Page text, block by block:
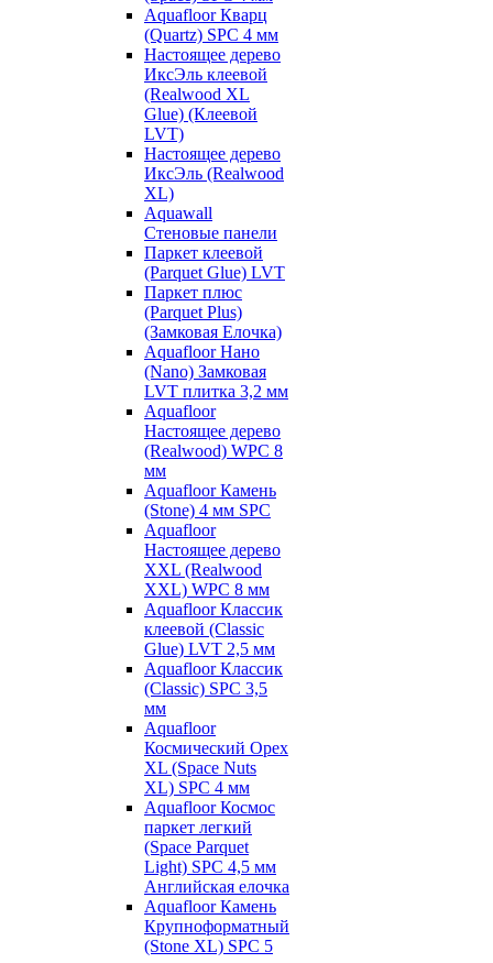
Aquafloor Кварц
(Quartz) SPC 4 мм
Настоящее дерево
ИксЭль клеевой
(Realwood XL
Glue) (Клеевой
LVT)
Настоящее дерево
ИксЭль (Realwood
XL)
Aquawall
Стеновые панели
Паркет клеевой
(Parquet Glue) LVT
Паркет плюс
(Parquet Plus)
(Замковая Елочка)
Aquafloor Нано
(Nano) Замковая
LVT плитка 3,2 мм
Aquafloor
Настоящее дерево
(Realwood) WPC 8
мм
Aquafloor Камень
(Stone) 4 мм SPC
Aquafloor
Настоящее дерево
XXL (Realwood
XXL) WPC 8 мм
Aquafloor Классик
клеевой (Classic
Glue) LVT 2,5 мм
Aquafloor Классик
(Classic) SPC 3,5
мм
Aquafloor
Космический Орех
XL (Space Nuts
XL) SPC 4 мм
Aquafloor Космос
паркет легкий
(Space Parquet
Light) SPC 4,5 мм
Английская елочка
Aquafloor Камень
Крупноформатный
(Stone XL) SPC 5